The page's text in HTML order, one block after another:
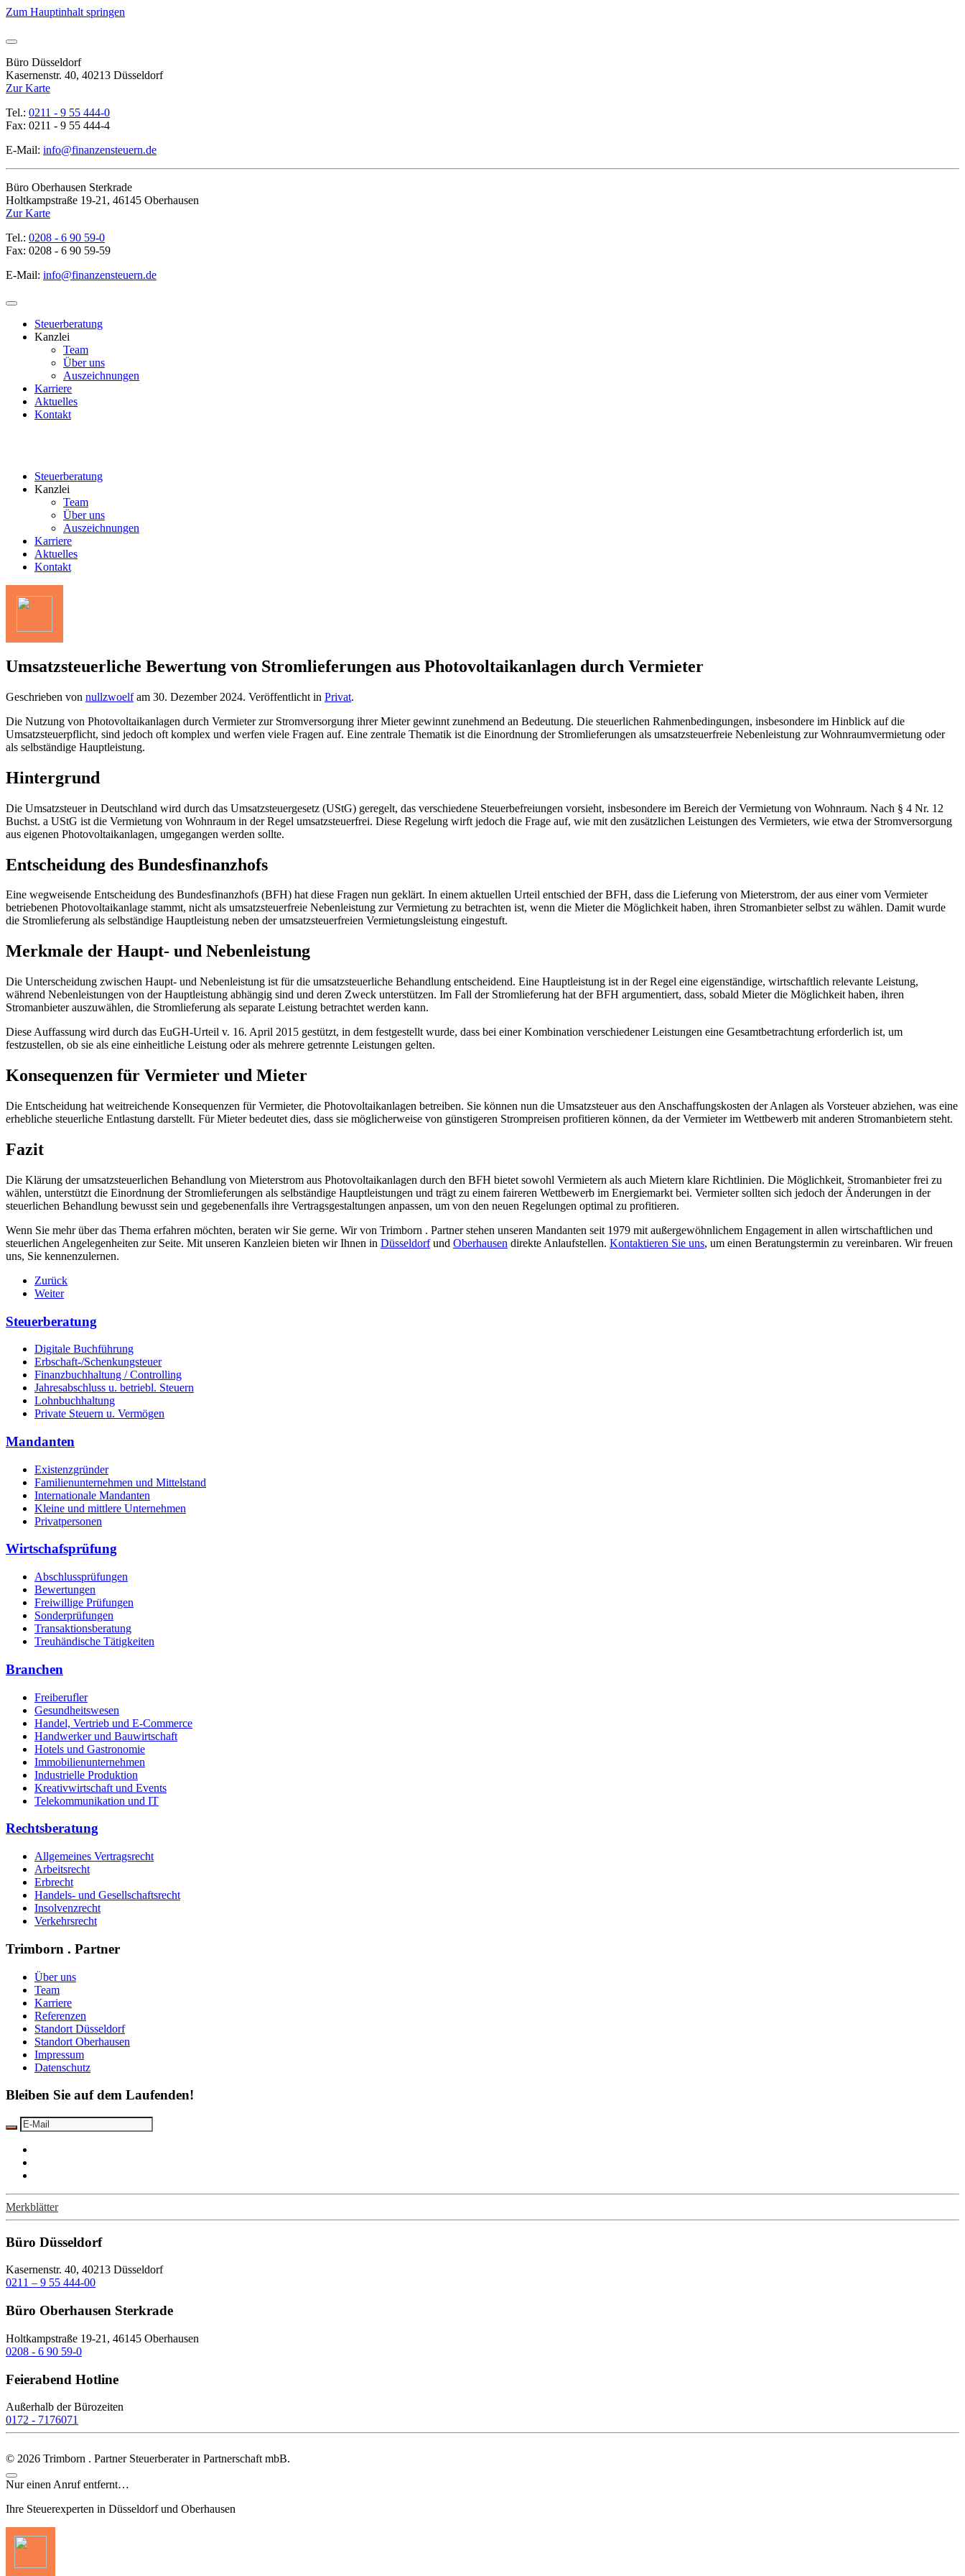
Zum Hauptinhalt springen
Büro Düsseldorf
Kasernenstr. 40, 40213 Düsseldorf
Zur Karte
Tel.: 0211 - 9 55 444-0
Fax: 0211 - 9 55 444-4
E-Mail: info@finanzensteuern.de
Büro Oberhausen Sterkrade
Holtkampstraße 19-21, 46145 Oberhausen
Zur Karte
Tel.: 0208 - 6 90 59-0
Fax: 0208 - 6 90 59-59
E-Mail: info@finanzensteuern.de
Steuerberatung
Kanzlei
Team
Über uns
Auszeichnungen
Karriere
Aktuelles
Kontakt
Steuerberatung
Kanzlei
Team
Über uns
Auszeichnungen
Karriere
Aktuelles
Kontakt
Umsatzsteuerliche Bewertung von Stromlieferungen aus Photovoltaikanlagen durch Vermieter
Geschrieben von nullzwoelfam 30. Dezember 2024. Veröffentlicht in Privat.
Die Nutzung von Photovoltaikanlagen durch Vermieter zur Stromversorgung ihrer Mieter gewinnt zunehmend an Bedeutung. Die steuerlichen Rahmenbedingungen, insbesondere im Hinblick auf die
Umsatzsteuerpflicht, sind jedoch oft komplex und werfen viele Fragen auf. Eine zentrale Thematik ist die Einordnung der Stromlieferungen als umsatzsteuerfreie Nebenleistung zur Wohnraumvermietung oder
als selbständige Hauptleistung.
Hintergrund
Die Umsatzsteuer in Deutschland wird durch das Umsatzsteuergesetz (UStG) geregelt, das verschiedene Steuerbefreiungen vorsieht, insbesondere im Bereich der Vermietung von Wohnraum. Nach § 4 Nr. 12
Buchst. a UStG ist die Vermietung von Wohnraum in der Regel umsatzsteuerfrei. Diese Regelung wirft jedoch die Frage auf, wie mit den zusätzlichen Leistungen des Vermieters, wie etwa der Stromversorgung
aus eigenen Photovoltaikanlagen, umgegangen werden sollte.
Entscheidung des Bundesfinanzhofs
Eine wegweisende Entscheidung des Bundesfinanzhofs (BFH) hat diese Fragen nun geklärt. In einem aktuellen Urteil entschied der BFH, dass die Lieferung von Mieterstrom, der aus einer vom Vermieter
betriebenen Photovoltaikanlage stammt, nicht als umsatzsteuerfreie Nebenleistung zur Vermietung zu betrachten ist, wenn die Mieter die Möglichkeit haben, ihren Stromanbieter selbst zu wählen. Damit wurde
die Stromlieferung als selbständige Hauptleistung neben der umsatzsteuerfreien Vermietungsleistung eingestuft.
Merkmale der Haupt- und Nebenleistung
Die Unterscheidung zwischen Haupt- und Nebenleistung ist für die umsatzsteuerliche Behandlung entscheidend. Eine Hauptleistung ist in der Regel eine eigenständige, wirtschaftlich relevante Leistung,
während Nebenleistungen von der Hauptleistung abhängig sind und deren Zweck unterstützen. Im Fall der Stromlieferung hat der BFH argumentiert, dass, sobald Mieter die Möglichkeit haben, ihren
Stromanbieter auszuwählen, die Stromlieferung als separate Leistung betrachtet werden kann.
Diese Auffassung wird durch das EuGH-Urteil v. 16. April 2015 gestützt, in dem festgestellt wurde, dass bei einer Kombination verschiedener Leistungen eine Gesamtbetrachtung erforderlich ist, um
festzustellen, ob sie als eine einheitliche Leistung oder als mehrere getrennte Leistungen gelten.
Konsequenzen für Vermieter und Mieter
Die Entscheidung hat weitreichende Konsequenzen für Vermieter, die Photovoltaikanlagen betreiben. Sie können nun die Umsatzsteuer aus den Anschaffungskosten der Anlagen als Vorsteuer abziehen, was eine
erhebliche steuerliche Entlastung darstellt. Für Mieter bedeutet dies, dass sie möglicherweise von günstigeren Strompreisen profitieren können, da der Vermieter im Wettbewerb mit anderen Stromanbietern steht.
Fazit
Die Klärung der umsatzsteuerlichen Behandlung von Mieterstrom aus Photovoltaikanlagen durch den BFH bietet sowohl Vermietern als auch Mietern klare Richtlinien. Die Möglichkeit, Stromanbieter frei zu
wählen, unterstützt die Einordnung der Stromlieferungen als selbständige Hauptleistungen und trägt zu einem faireren Wettbewerb im Energiemarkt bei. Vermieter sollten sich jedoch der Änderungen in der
steuerlichen Behandlung bewusst sein und gegebenenfalls ihre Vertragsgestaltungen anpassen, um von den neuen Regelungen optimal zu profitieren.
Wenn Sie mehr über das Thema erfahren möchten, beraten wir Sie gerne. Wir von Trimborn . Partner stehen unseren Mandanten seit 1979 mit außergewöhnlichem Engagement in allen wirtschaftlichen und
steuerlichen Angelegenheiten zur Seite. Mit unseren Kanzleien bieten wir Ihnen in Düsseldorfund Oberhausen direkte Anlaufstellen. Kontaktieren Sie uns, um einen Beratungstermin zu vereinbaren. Wir freuen
uns, Sie kennenzulernen.
Zurück
Weiter
Steuerberatung
Digitale Buchführung
Erbschaft-/Schenkungsteuer
Finanzbuchhaltung / Controlling
Jahresabschluss u. betriebl. Steuern
Lohnbuchhaltung
Private Steuern u. Vermögen
Mandanten
Existenzgründer
Familienunternehmen und Mittelstand
Internationale Mandanten
Kleine und mittlere Unternehmen
Privatpersonen
Wirtschafsprüfung
Abschlussprüfungen
Bewertungen
Freiwillige Prüfungen
Sonderprüfungen
Transaktionsberatung
Treuhändische Tätigkeiten
Branchen
Freiberufler
Gesundheitswesen
Handel, Vertrieb und E-Commerce
Handwerker und Bauwirtschaft
Hotels und Gastronomie
Immobilienunternehmen
Industrielle Produktion
Kreativwirtschaft und Events
Telekommunikation und IT
Rechtsberatung
Allgemeines Vertragsrecht
Arbeitsrecht
Erbrecht
Handels- und Gesellschaftsrecht
Insolvenzrecht
Verkehrsrecht
Trimborn . Partner
Über uns
Team
Karriere
Referenzen
Standort Düsseldorf
Standort Oberhausen
Impressum
Datenschutz
Bleiben Sie auf dem Laufenden!
Merkblätter
Büro Düsseldorf
Kasernenstr. 40, 40213 Düsseldorf
0211 – 9 55 444-00
Büro Oberhausen Sterkrade
Holtkampstraße 19-21, 46145 Oberhausen
0208 - 6 90 59-0
Feierabend Hotline
Außerhalb der Bürozeiten
0172 - 7176071
© 2026 Trimborn . Partner Steuerberater in Partnerschaft mbB.
Nur einen Anruf entfernt…
Ihre Steuerexperten in Düsseldorf und Oberhausen